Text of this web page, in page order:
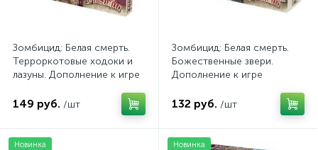
Зомбицид: Белая смерть.
Терроркотовые ходоки и
лазуны. Дополнение к игре
149 руб. /шт
Зомбицид: Белая смерть.
Божественные звери.
Дополнение к игре
132 руб. /шт
Новинка
Новинка